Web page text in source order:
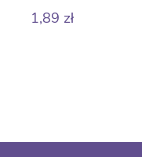
1,89 zł